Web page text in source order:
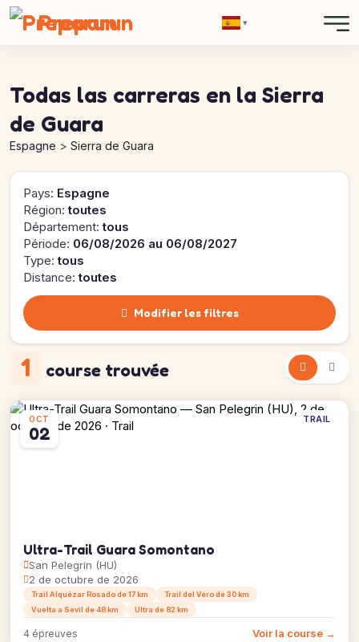
Preparun ▾
Todas las carreras en la Sierra
de Guara
Espagne Sierra de Guara
Pays: Espagne
Région:toutes
Département:tous
Période: 06/08/2026 au 06/08/2027
Type:tous
Distance:toutes
Modifier les filtres
1 course trouvée
OCT
02
TRAIL
Ultra-Trail Guara Somontano
San Pelegrin (HU)
2 de octubre de 2026
Trail Alquézar Rosado de 17 km
Trail del Vero de 30 km
Vuelta a Sevil de 48 km
Ultra de 82 km
4 épreuves Voir la course →